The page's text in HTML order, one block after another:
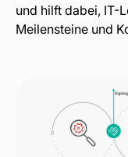
und hilft dabei, IT-
Meilensteine und